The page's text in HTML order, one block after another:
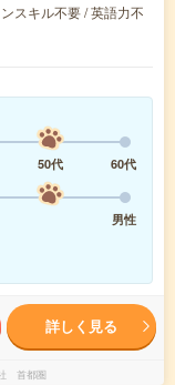
スキル不要 / 英語力不
50代
60代
男性
詳しく見る
首都圏